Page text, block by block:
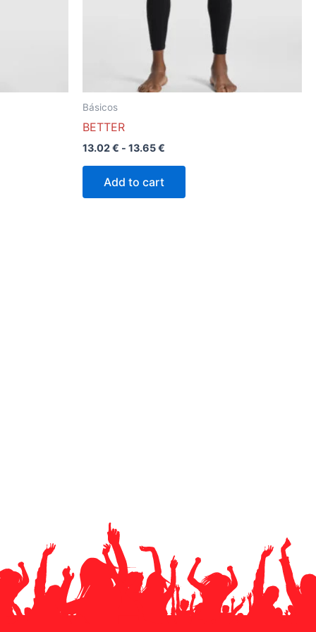
Básicos
BETTER
13.02€ - 13.65€
Add to cart
pueden
elegir